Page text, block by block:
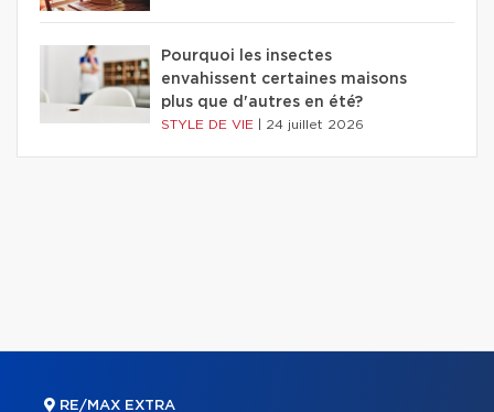
Pourquoi les insectes
envahissent certaines maisons
plus que d'autres en été?
STYLE DE VIE 24 juillet 2026
RE/MAX EXTRA